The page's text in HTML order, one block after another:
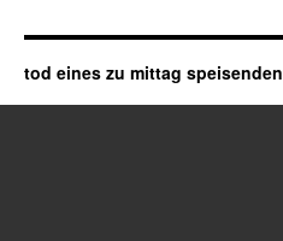
tod eines zu mittag speisenden